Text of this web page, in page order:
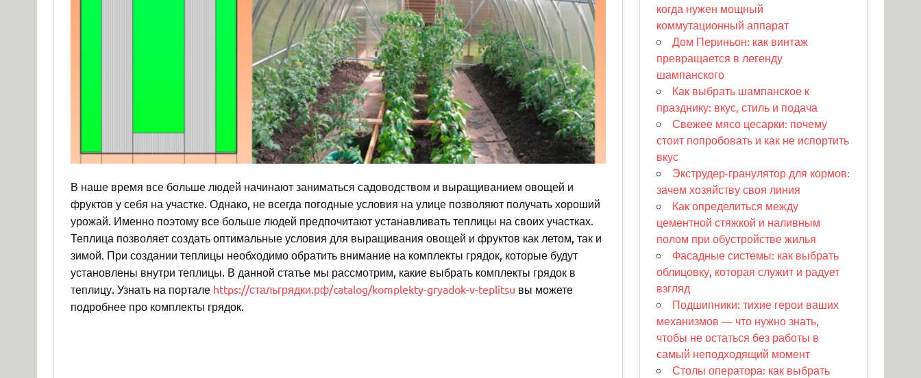
В наше время все больше людей начинают заниматься садоводством и выращиванием овощей и
фруктов у себя на участке. Однако, не всегда погодные условия на улице позволяют получать хороший
урожай. Именно поэтому все больше людей предпочитают устанавливать теплицы на своих участках.
Теплица позволяет создать оптимальные условия для выращивания овощей и фруктов как летом, так и
зимой. При создании теплицы необходимо обратить внимание на комплекты грядок, которые будут
установлены внутри теплицы. В данной статье мы рассмотрим, какие выбрать комплекты грядок в
теплицу. Узнать на портале https://стальгрядки.рф/catalog/komplekty-gryadok-v-teplitsu вы можете
подробнее про комплекты грядок.
когда нужен мощный
коммутационный аппарат
Дом Периньон: как винтаж
превращается в легенду
шампанского
Как выбрать шампанское к
празднику: вкус, стиль и подача
Свежее мясо цесарки: почему
стоит попробовать и как не испортить
вкус
Экструдер-гранулятор для кормов:
зачем хозяйству своя линия
Как определиться между
цементной стяжкой и наливным
полом при обустройстве жилья
Фасадные системы: как выбрать
облицовку, которая служит и радует
взгляд
Подшипники: тихие герои ваших
механизмов — что нужно знать,
чтобы не остаться без работы в
самый неподходящий момент
Столы оператора: как выбрать